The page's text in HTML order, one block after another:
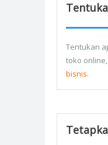
Tentukan
toko
bisnis.